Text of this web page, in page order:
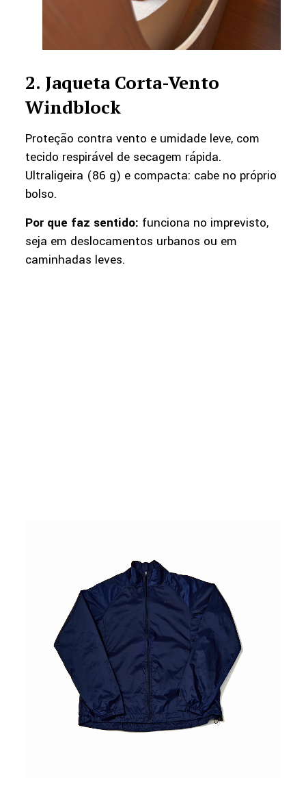
2. Jaqueta Corta-Vento
Windblock
Proteção contra vento e umidade leve, com
tecido respirável de secagem rápida.
Ultraligeira (86 g) e compacta: cabe no próprio
bolso.
Por que faz sentido: funciona no imprevisto,
seja em deslocamentos urbanos ou em
caminhadas leves.